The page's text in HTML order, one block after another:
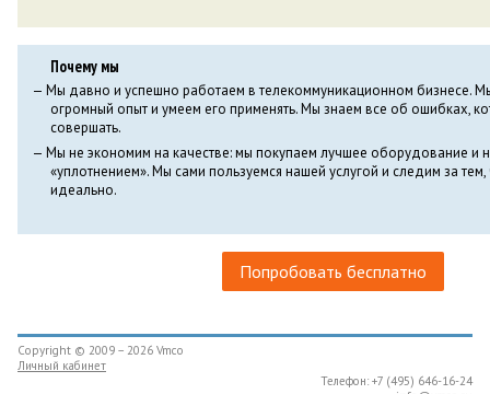
Почему мы
Мы давно и успешно работаем в телекоммуникационном бизнесе.
огромный опыт и умеем его применять. Мы знаем все об ошибках,
совершать.
Мы не экономим на качестве: мы покупаем лучшее оборудование и
«уплотнением». Мы сами пользуемся нашей услугой и следим за
идеально.
Попробовать бесплатно
Copyright © 2009 – 2026 Vmco
Личный кабинет
Телефон: +7 (495) 646-16-24